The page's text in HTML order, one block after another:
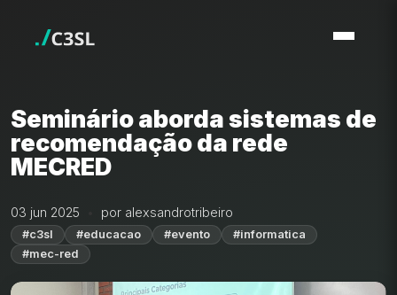
Seminário aborda sistemas de
recomendação da rede
MECRED
03 jun 2025 por alexsandrotribeiro
#c3sl #educacao #evento
#informatica
#mec-red